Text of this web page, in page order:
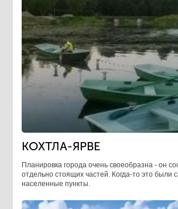
КОХТЛА-ЯРВЕ
Планировка города очень своеобразна - он
отдельно стоящих частей. Когда-то это были
населенные пункты.